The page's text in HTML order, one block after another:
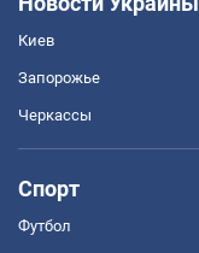
Киев
Запорожье
Черкассы
Спорт
Футбол